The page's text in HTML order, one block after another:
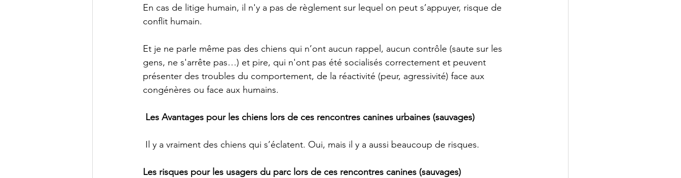
En cas de litige humain, il n'y a pas de règlement sur lequel on peut s’appuyer, risque de
conflit humain.
Et je ne parle même pas des chiens qui n’ont aucun rappel, aucun contrôle (saute sur les
gens, ne s'arrête pas…) et pire, qui n'ont pas été socialisés correctement et peuvent
présenter des troubles du comportement, de la réactivité (peur, agressivité) face aux
congénères ou face aux humains.
Les Avantages pour les chiens lors de ces rencontres canines urbaines (sauvages)
Il y a vraiment des chiens qui s’éclatent. Oui, mais il y a aussi beaucoup de risques.
Les risques pour les usagers du parc lors de ces rencontres canines (sauvages)